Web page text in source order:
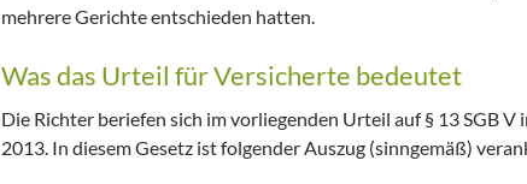
mehrere Gerichte entschieden hatten.
Was das Urteil für Versicherte bedeutet
Die Richter beriefen sich im vorliegenden Urteil auf § 13 SGB V
2013. In diesem Gesetz ist folgender Auszug (sinngemäß)